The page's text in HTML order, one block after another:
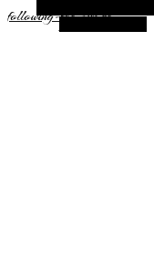
following-the-sun.de
Zufallsauswahl